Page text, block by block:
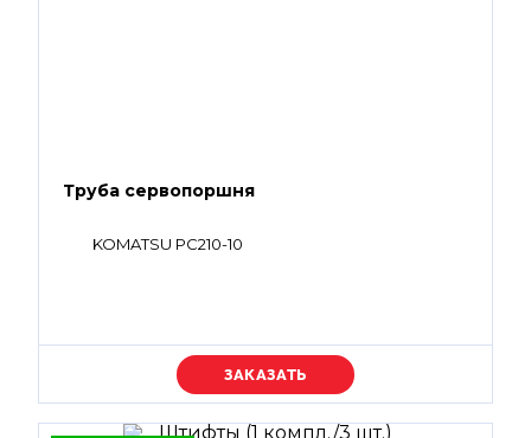
Труба сервопоршня
KOMATSU PC210-10
Уточняйте цену